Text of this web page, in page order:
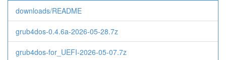
downloads/README
grub4dos-0.4.6a-2026-05-28.7z
grub4dos-for_UEFI-2026-05-07.7z